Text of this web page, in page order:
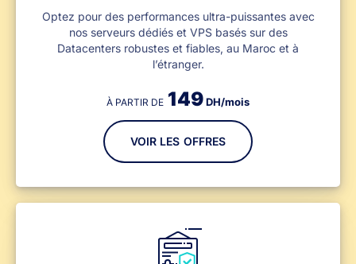
Optez pour des performances ultra-puissantes avec
nos serveurs dédiés et VPS basés sur des
Datacenters robustes et fiables, au Maroc et à
l’étranger.
À PARTIR DE 149DH/mois
VOIR LES OFFRES